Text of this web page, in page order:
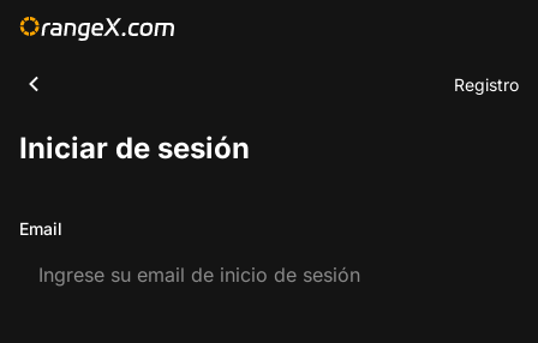
Registro
Iniciar de sesión
Email